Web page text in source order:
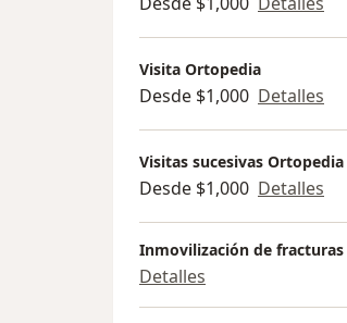
Visita Ortopedia
Desde $1,000 Detalles
Visitas sucesivas Ortopedia
Desde $1,000 Detalles
Inmovilización de
Detalles